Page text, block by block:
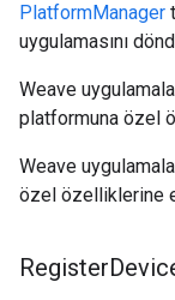
PlatformManager
uygulamasını
Weave
platformuna özel
Weave
özel özelliklerine
Register